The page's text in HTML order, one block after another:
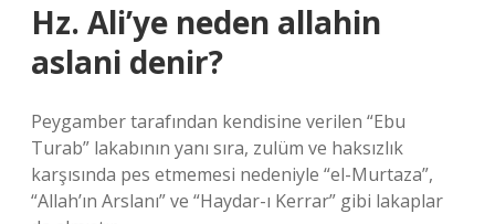
Hz. Ali’ye neden allahin
aslani denir?
Peygamber tarafından kendisine verilen “Ebu
Turab” lakabının yanı sıra, zulüm ve haksızlık
karşısında pes etmemesi nedeniyle “el-Murtaza”,
“Allah’ın Arslanı” ve “Haydar-ı Kerrar” gibi lakaplar